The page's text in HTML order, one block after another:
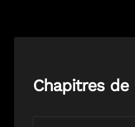
Chapitres